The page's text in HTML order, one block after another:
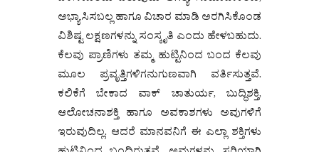
ಅಭ್ಯಾಸಿಸಬಲ್ಲ ಹಾಗೂ ವಿಚಾರ ಮಾಡಿ ಅರಗಿಸಿಕೊಂಡ
ವಿಶಿಷ್ಟ ಲಕ್ಷಣಗಳನ್ನು ಸಂಸ್ಕೃತಿ ಎಂದು ಹೇಳಬಹುದು.
ಕೆಲವು ಪ್ರಾಣಿಗಳು ತಮ್ಮ ಹುಟ್ಟಿನಿಂದ ಬಂದ ಕೆಲವು
ಮೂಲ ಪ್ರವೃತ್ತಿಗಳಿಗನುಗುಣವಾಗಿ ವರ್ತಿಸುತ್ತವೆ.
ಕಲಿಕೆಗೆ ಬೇಕಾದ ವಾಕ್ ಚಾತುರ್ಯ, ಬುದ್ಧಿಶಕ್ತಿ,
ಆಲೋಚನಾಶಕ್ತಿ ಹಾಗೂ ಅವಕಾಶಗಳು ಅವುಗಳಿಗೆ
ಇರುವುದಿಲ್ಲ. ಆದರೆ ಮಾನವನಿಗೆ ಈ ಎಲ್ಲಾ ಶಕ್ತಿಗಳು